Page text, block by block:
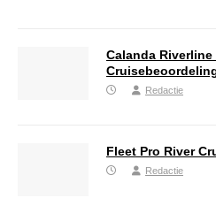
Calanda Riverline
Redactie
Fleet Pro River
Redactie